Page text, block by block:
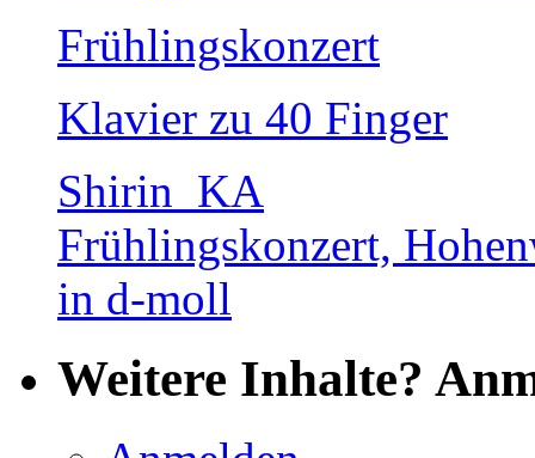
Frühlingskonzert
Klavier zu 40 Finger
Shirin_KA
Frühlingskonzert,
in d-moll
Weitere Inhalte?